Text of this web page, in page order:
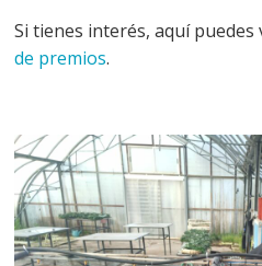
Si tienes interés, aquí puedes
de premios.